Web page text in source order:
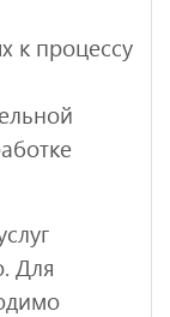
к процессу
Для